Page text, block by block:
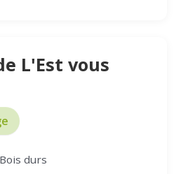
L'Est vous
durs